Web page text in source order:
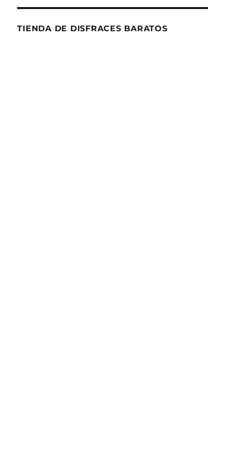
TIENDA DE DISFRACES BARATOS